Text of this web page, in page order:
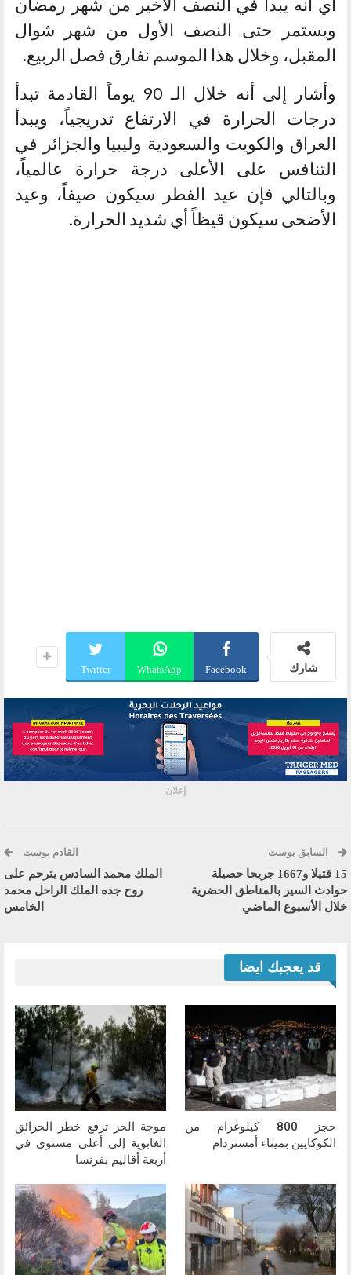
ويستمر حتى النصف الأول من شهر شوال
المقبل، وخلال هذا الموسم نفارق فصل الربيع.
وأشار إلى أنه خلال الـ 90 يوماً القادمة تبدأ
درجات الحرارة في الارتفاع تدريجياً، ويبدأ
العراق والكويت والسعودية وليبيا والجزائر في
التنافس على الأعلى درجة حرارة عالمياً،
وبالتالي فإن عيد الفطر سيكون صيفاً، وعيد
الأضحى سيكون قيظاً أي شديد الحرارة.
شارك Facebook
WhatsApp
Twitter
إعلان
السابق بوست
15 قتيلا و1667 جريحا حصيلة
حوادث السير بالمناطق الحضرية
‏خلال الأسبوع الماضي
القادم بوست
الملك محمد السادس يترحم على
روح جده الملك الراحل محمد
الخامس
قد يعجبك ايضا
حجز 800 كيلوغرام من
الكوكايين بميناء أمستردام
موجة الحر ترفع خطر الحرائق
الغابوية إلى أعلى مستوى في
أربعة أقاليم بفرنسا